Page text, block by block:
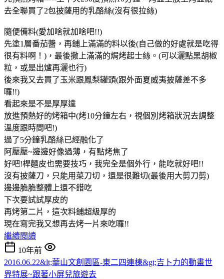
去全聯買了2包披薩用的乳酪絲(沒有很拉絲)
隨便備料(愛加啥就加啥吧!!)
先塗1層番茄醬，再鋪上滿滿的料以後(自己做的好處就是吃得
很有料啊！)，最後撒上滿滿的焗烤起士絲。(可以灑點黑胡椒
粒，或是出爐再灑也行)
後來我又去買了玉米跟鳳梨罐頭(跟外面夏威夷披薩差不多
囉!!)
看起來是不是厚厚達
放進預熱好的烤箱中(烤10分鐘左右，視個別烤箱狀況去調整
溫度跟時間吧!)
過了5分鐘乳酪絲已經融化了
阿壓壓~邊邊好像過薄，有點烤焦了
好吧!桿麵皮也需要技巧，我完全是個外行，能吃就好吧!!
沒有披薩刀，只能用菜刀切，還是很難切(最後用大剪刀剪)
邊邊脆脆整體上還不錯吃
下次要試試厚皮的
再烤第二片，這次料鋪超級厚的
現在寫完我又想再去烤一片來吃囉!!
繼續閱讀
10年前
2016.06.22&lt;華山文創園區-東二四連棟&gt;吉卜力的動畫世
界特展~跟著小屏兒旅遊去